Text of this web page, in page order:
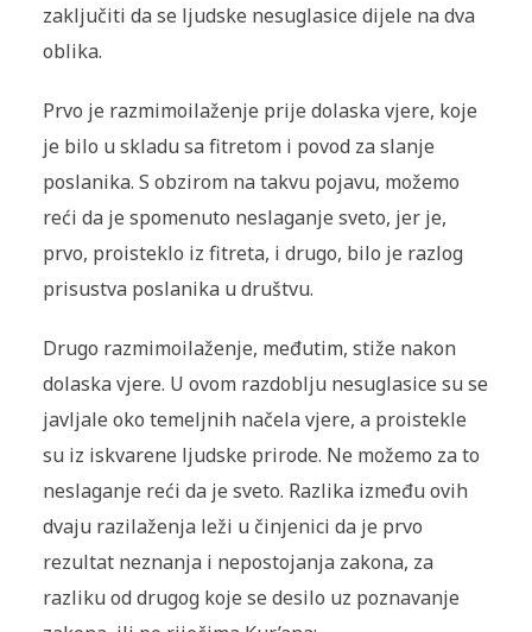
zaključiti da se ljudske nesuglasice di­jele na dva
oblika.
Prvo je razmimoilaženje prije dolaska vjere, koje
je bilo u skladu sa fitretom i povod za slanje
poslanika. S obzirom na takvu pojavu, možemo
reći da je spomenuto neslaganje sveto, jer je,
prvo, proisteklo iz fitreta, i drugo, bilo je razlog
prisustva poslanika u društvu.
Drugo razmimoilaženje, međutim, stiže nakon
dolaska vjere. U ovom razdoblju nesuglasice su se
javljale oko te­meljnih načela vjere, a proistekle
su iz iskvarene ljudske prirode. Ne možemo za to
neslaganje reći da je sveto. Razlika između ovih
dvaju razilaženja leži u činjenici da je prvo
rezultat neznanja i nepostojanja zakona, za
razliku od drugog koje se desilo uz poznavanje